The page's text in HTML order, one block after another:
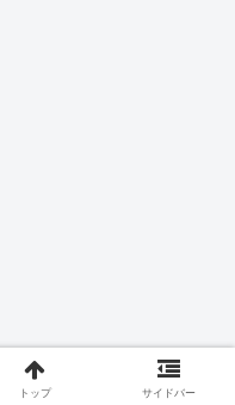
トップ サイドバー